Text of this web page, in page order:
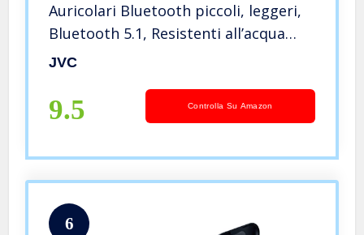
Auricolari Bluetooth piccoli, leggeri,
Bluetooth 5.1, Resistenti all’acqua
(IPX4), Batteria a lunga durata (fino a
JVC
9.5 Controlla Su Amazon
6